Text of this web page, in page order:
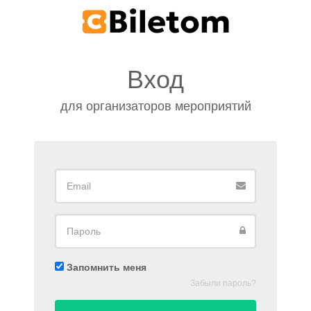
Вход
для организаторов мероприятий
Запомнить меня
Забыли пароль?